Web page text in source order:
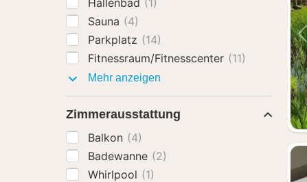
Hallenbad (1)
Sauna (4)
Parkplatz (14)
Fitnessraum/Fitnesscenter (11)
Mehr anzeigen
Zimmerausstattung
Balkon (4)
Badewanne (2)
Whirlpool (1)